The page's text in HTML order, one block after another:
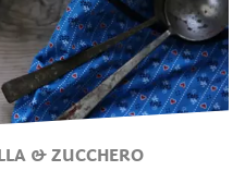
& ZUCCHERO